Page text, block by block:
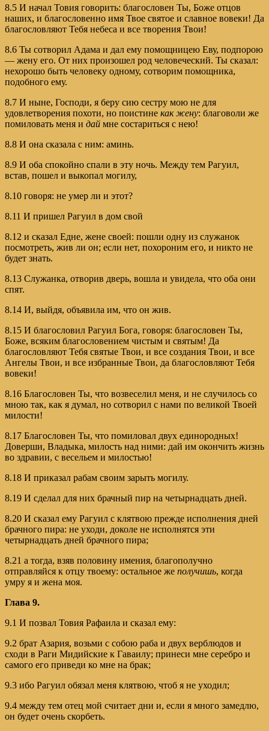
8.5 И начал Товия говорить: благословен Ты, Боже отцов
наших, и благословенно имя Твое святое и славное вовеки! Да
благословляют Тебя небеса и все творения Твои!
8.6 Ты сотворил Адама и дал ему помощницею Еву, подпорою
— жену его. От них произошел род человеческий. Ты сказал:
нехорошо быть человеку одному, сотворим помощника,
подобного ему.
8.7 И ныне, Господи, я беру сию сестру мою не для
удовлетворения похоти, но поистине как жену: благоволи же
помиловать меня и дай мне состариться с нею!
8.8 И она сказала с ним: аминь.
8.9 И оба спокойно спали в эту ночь. Между тем Рагуил,
встав, пошел и выкопал могилу,
8.10 говоря: не умер ли и этот?
8.11 И пришел Рагуил в дом свой
8.12 и сказал Едне, жене своей: пошли одну из служанок
посмотреть, жив ли он; если нет, похороним его, и никто не
будет знать.
8.13 Служанка, отворив дверь, вошла и увидела, что оба они
спят.
8.14 И, выйдя, объявила им, что он жив.
8.15 И благословил Рагуил Бога, говоря: благословен Ты,
Боже, всяким благословением чистым и святым! Да
благословляют Тебя святые Твои, и все создания Твои, и все
Ангелы Твои, и все избранные Твои, да благословляют Тебя
вовеки!
8.16 Благословен Ты, что возвеселил меня, и не случилось со
мною так, как я думал, но сотворил с нами по великой Твоей
милости!
8.17 Благословен Ты, что помиловал двух единородных!
Доверши, Владыка, милость над ними: дай им окончить жизнь
во здравии, с весельем и милостью!
8.18 И приказал рабам своим зарыть могилу.
8.19 И сделал для них брачный пир на четырнадцать дней.
8.20 И сказал ему Рагуил с клятвою прежде исполнения дней
брачного пира: не уходи, доколе не исполнятся эти
четырнадцать дней брачного пира;
8.21 а тогда, взяв половину имения, благополучно
отправляйся к отцу твоему: остальное же получишь, когда
умру я и жена моя.
Глава 9.
9.1 И позвал Товия Рафаила и сказал ему:
9.2 брат Азария, возьми с собою раба и двух верблюдов и
сходи в Раги Мидийские к Гаваилу; принеси мне серебро и
самого его приведи ко мне на брак;
9.3 ибо Рагуил обязал меня клятвою, чтоб я не уходил;
9.4 между тем отец мой считает дни и, если я много замедлю,
он будет очень скорбеть.